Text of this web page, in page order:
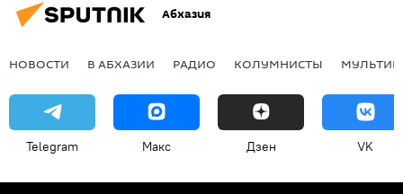
Абхазия
НОВОСТИ В АБХАЗИИ РАДИО КОЛУМНИСТЫ
Telegram Макс Дзен VK